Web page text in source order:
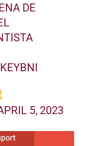
DE
5, 2023